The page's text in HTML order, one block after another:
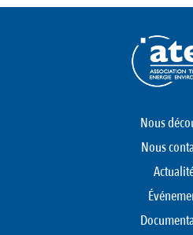
Nous
Nous